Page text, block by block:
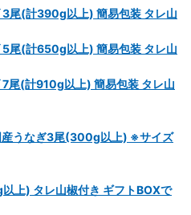
尾(計390g以上) 簡易包装 タレ山
尾(計650g以上) 簡易包装 タレ山
尾(計910g以上) 簡易包装 タレ山
産うなぎ3尾(300g以上) ※サイズ
上) タレ山椒付き ギフトBOXで